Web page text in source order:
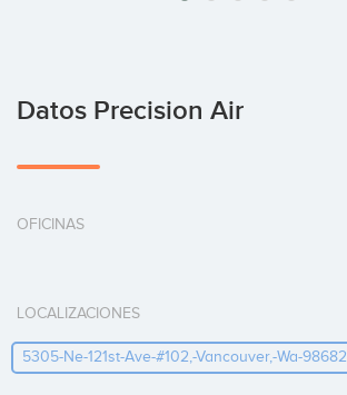
Datos Precision Air
OFICINAS
LOCALIZACIONES
5305-Ne-121st-Ave-#102,-Vancouver,-Wa-98682